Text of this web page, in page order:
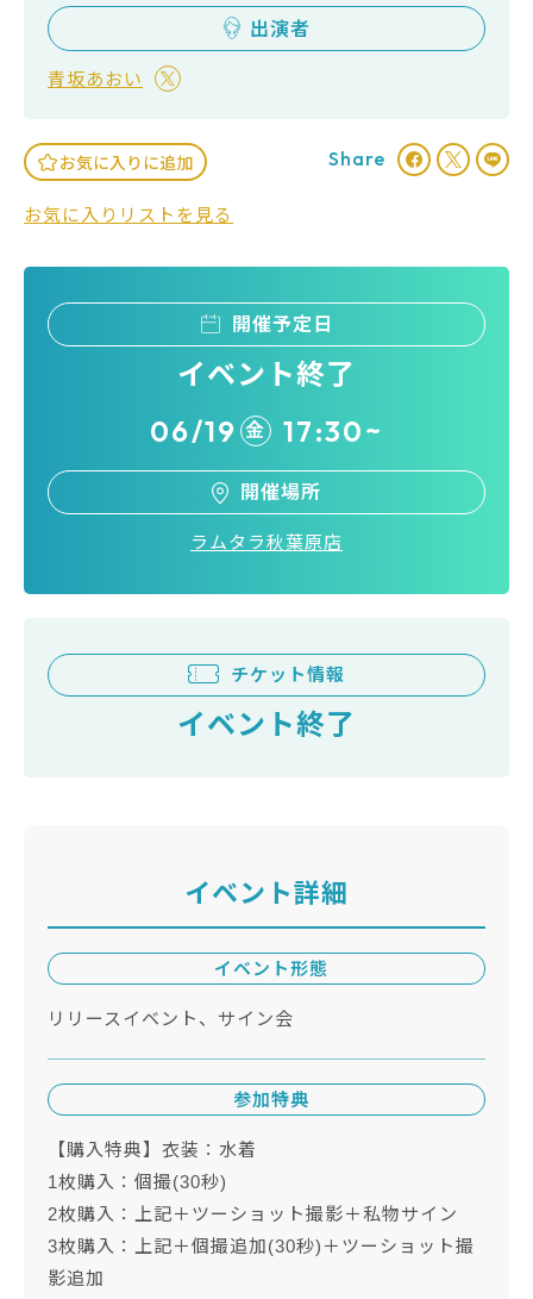
出演者
青坂あおい
お気に入りに追加
お気に入りリストを見る
Share
開催予定日
イベント終了
06/19 金 17:30~
開催場所
ラムタラ秋葉原店
チケット情報
イベント終了
イベント詳細
イベント形態
リリースイベント、サイン会
参加特典
【購入特典】衣装：水着
1枚購入：個撮(30秒)
2枚購入：上記＋ツーショット撮影＋私物サイン
3枚購入：上記＋個撮追加(30秒)＋ツーショット撮
影追加